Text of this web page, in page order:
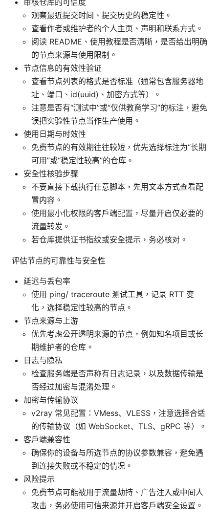
审核仓库的可信度
观察最近提交时间、提交历史的稳定性。
查看作者或维护者的个人主页、声明和联系方式。
阅读 README、使用教程是否清晰，是否给出明确
的节点来源与使用限制。
节点信息的有效性验证
查看节点列表的格式是否标准（通常包含服务器地
址、端口、id(uuid)、加密方式等）。
注意是否有“测试中”或“仅供教育学习”的标注，避免
误把实验性节点当作生产使用。
使用日期与时效性
免费节点的有效期往往较短，优先选择标注为“长期
可用”或“稳定性较高”的仓库。
安全性核验步骤
不要直接下载执行任意脚本，先用文本方式查看配
置内容。
使用最小化权限的客户端配置，尽量开启仅必要的
流量转发。
若仓库提供证书指纹或安全提示，务必核对。
评估节点的可靠性与安全性
延迟与丢包率
使用 ping/ traceroute 测试工具，记录 RTT 变
化，选择稳定性较高的节点。
节点来源与上游
优先考虑公开透明来源的节点，例如知名项目或长
期维护者的仓库。
日志与隐私
检查服务端是否声称有日志记录，以及数据传输是
否经过加密与混淆处理。
加密与传输协议
v2ray 常见配置：VMess、VLESS，注意选择合适
的传输协议（如 WebSocket、TLS、gRPC 等）。
客户端兼容性
确保你的设备与所选节点的协议参数兼容，避免遇
到连接失败或不稳定的情况。
风险提示
免费节点可能被用于流量劫持、广告注入或中间人
攻击，务必使用可信来源并开启客户端安全设置。